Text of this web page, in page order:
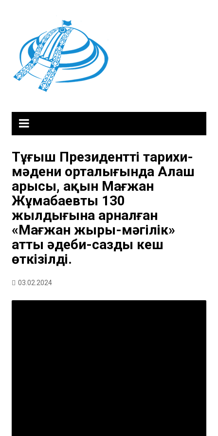
Тұңғыш Президенттің тарихи-
мәдени орталығында Алаш
арысы, ақын Мағжан
Жұмабаевтың 130
жылдығына арналған
«Мағжан жыры-мәңгілік»
атты әдеби-сазды кеш
өткізілді.
03.02.2024